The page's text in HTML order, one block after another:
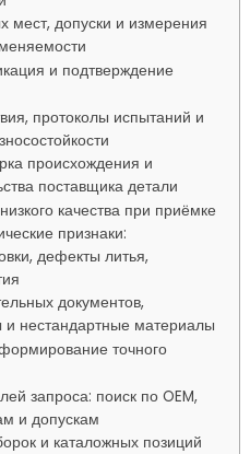
мест, допуски и измерения
и подтверждение
протоколы испытаний и
происхождения и
поставщика детали
качества при приёмке
признаки:
дефекты литья,
документов,
нестандартные материалы
точного
запроса: поиск по OEM,
и допускам
и каталожных позиций